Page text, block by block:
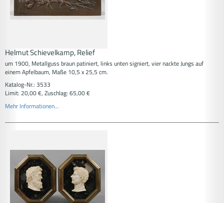
Helmut Schievelkamp, Relief
um 1900, Metallguss braun patiniert, links unten signiert, vier nackte Jungs auf
einem Apfelbaum, Maße 10,5 x 25,5 cm.
Katalog-Nr.: 3533
Limit: 20,00 €, Zuschlag: 65,00 €
Mehr Informationen...